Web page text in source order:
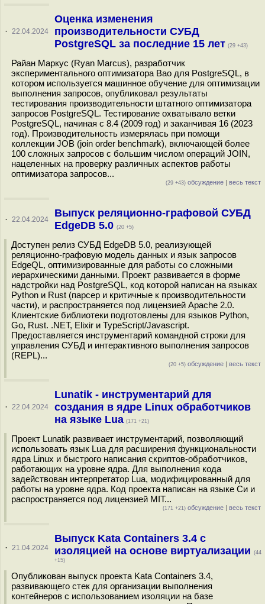
· 22.04.2024
Оценка изменения
производительности СУБД
PostgreSQL за последние 15 лет (29 +43)
Райан Маркус (Ryan Marcus), разработчик
экспериментального оптимизатора Bao для PostgreSQL, в
котором используется машинное обучение для оптимизации
выполнения запросов, опубликовал результаты
тестирования производительности штатного оптимизатора
запросов PostgreSQL. Тестирование охватывало ветки
PostgreSQL, начиная с 8.4 (2009 год) и заканчивая 16 (2023
год). Производительность измерялась при помощи
коллекции JOB (join order benchmark), включающей более
100 сложных запросов с большим числом операций JOIN,
нацеленных на проверку различных аспектов работы
оптимизатора запросов...
(29 +43) обсуждение | весь текст
· 22.04.2024
Выпуск реляционно-графовой СУБД
EdgeDB 5.0 (20 +5)
Доступен релиз СУБД EdgeDB 5.0, реализующей
реляционно-графовую модель данных и язык запросов
EdgeQL, оптимизированные для работы со сложными
иерархическими данными. Проект развивается в форме
надстройки над PostgreSQL, код которой написан на языках
Python и Rust (парсер и критичные к производительности
части), и распространяется под лицензией Apache 2.0.
Клиентские библиотеки подготовлены для языков Python,
Go, Rust. .NET, Elixir и TypeScript/Javascript.
Предоставляется инструментарий командной строки для
управления СУБД и интерактивного выполнения запросов
(REPL)...
(20 +5) обсуждение | весь текст
· 22.04.2024
Lunatik - инструментарий для
создания в ядре Linux обработчиков
на языке Lua (171 +21)
Проект Lunatik развивает инструментарий, позволяющий
использовать язык Lua для расширения функциональности
ядра Linux и быстрого написания скриптов-обработчиков,
работающих на уровне ядра. Для выполнения кода
задействован интерпретатор Lua, модифицированный для
работы на уровне ядра. Код проекта написан на языке Си и
распространяется под лицензией MIT...
(171 +21) обсуждение | весь текст
· 21.04.2024
Выпуск Kata Containers 3.4 с
изоляцией на основе виртуализации (44
+15)
Опубликован выпуск проекта Kata Containers 3.4,
развивающего стек для организации выполнения
контейнеров с использованием изоляции на базе